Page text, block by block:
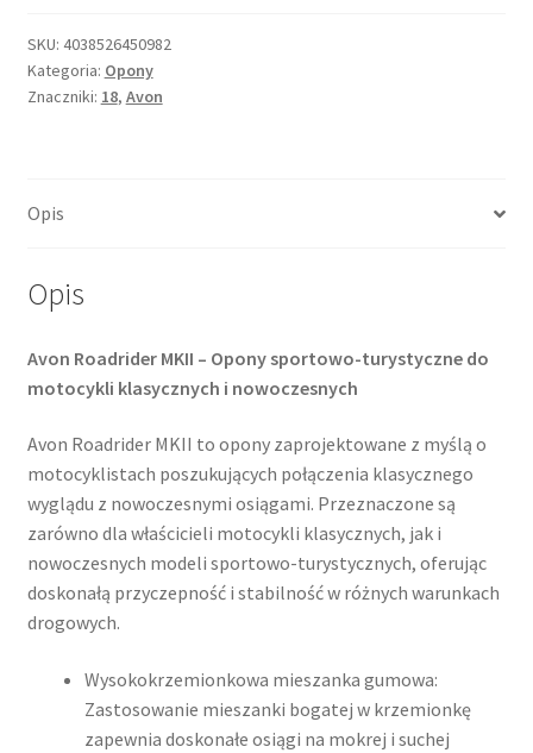
SKU: 4038526450982
Kategoria: Opony
Znaczniki: 18, Avon
Opis
Opis
Avon Roadrider MKII – Opony sportowo-turystyczne do
motocykli klasycznych i nowoczesnych
Avon Roadrider MKII to opony zaprojektowane z myślą o
motocyklistach poszukujących połączenia klasycznego
wyglądu z nowoczesnymi osiągami. Przeznaczone są
zarówno dla właścicieli motocykli klasycznych, jak i
nowoczesnych modeli sportowo-turystycznych, oferując
doskonałą przyczepność i stabilność w różnych warunkach
drogowych.​
Wysokokrzemionkowa mieszanka gumowa:
Zastosowanie mieszanki bogatej w krzemionkę
zapewnia doskonałe osiągi na mokrej i suchej